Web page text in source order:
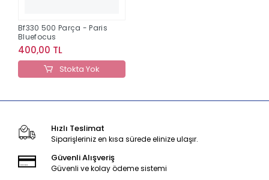
Bf330 500 Parça - Paris
Bluefocus
400,00 TL
Stokta Yok
Hızlı Teslimat
Siparişleriniz en kısa sürede elinize ulaşır.
Güvenli Alışveriş
Güvenli ve kolay ödeme sistemi